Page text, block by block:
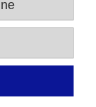
Krakowska
|